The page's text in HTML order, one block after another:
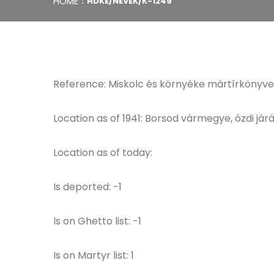
Reference: Miskolc és környéke mártírkönyve
Location as of 1941: Borsod vármegye, ózdi
Location as of today:
Is deported: -1
Is on Ghetto list: -1
Is on Martyr list: 1